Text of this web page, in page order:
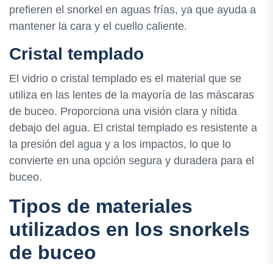
prefieren el snorkel en aguas frías, ya que ayuda a
mantener la cara y el cuello caliente.
Cristal templado
El vidrio o cristal templado es el material que se
utiliza en las lentes de la mayoría de las máscaras
de buceo. Proporciona una visión clara y nítida
debajo del agua. El cristal templado es resistente a
la presión del agua y a los impactos, lo que lo
convierte en una opción segura y duradera para el
buceo.
Tipos de materiales
utilizados en los snorkels
de buceo